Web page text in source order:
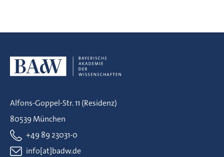
Alfons-Goppel-Str. 11 (Residenz)
80539 München
+49 89 23031-0
info[at]badw.de